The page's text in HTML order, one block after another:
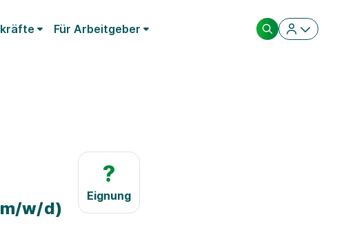
Für Arbeitgeber
?
Eignung
w/d)